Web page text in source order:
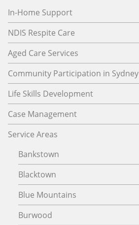
In-Home Support
NDIS Respite Care
Aged Care Services
Community Participation in Sydney
Life Skills Development
Case Management
Service Areas
Bankstown
Blacktown
Blue Mountains
Burwood